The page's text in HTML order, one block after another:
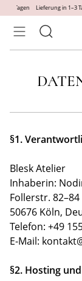
content
1–3 Tagen Lieferung in 1–3
§1.
Blesk Atelier
Inhaberin:
Follerstr. 82–84
50676 Köln,
Telefon: +49
E-Mail:
§2. Hosting